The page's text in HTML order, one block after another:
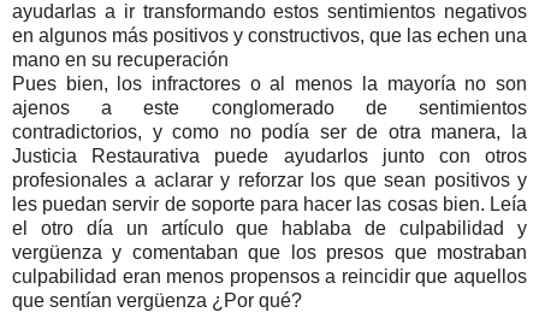
ayudarlas a ir transformando estos sentimientos negativos
en algunos más positivos y constructivos, que las echen una
mano en su recuperación
Pues bien, los infractores o al menos la mayoría no son
ajenos a este conglomerado de sentimientos
contradictorios, y como no podía ser de otra manera, la
Justicia Restaurativa puede ayudarlos junto con otros
profesionales a aclarar y reforzar los que sean positivos y
les puedan servir de soporte para hacer las cosas bien. Leía
el otro día un artículo que hablaba de culpabilidad y
vergüenza y comentaban que los presos que mostraban
culpabilidad eran menos propensos a reincidir que aquellos
que sentían vergüenza ¿Por qué?